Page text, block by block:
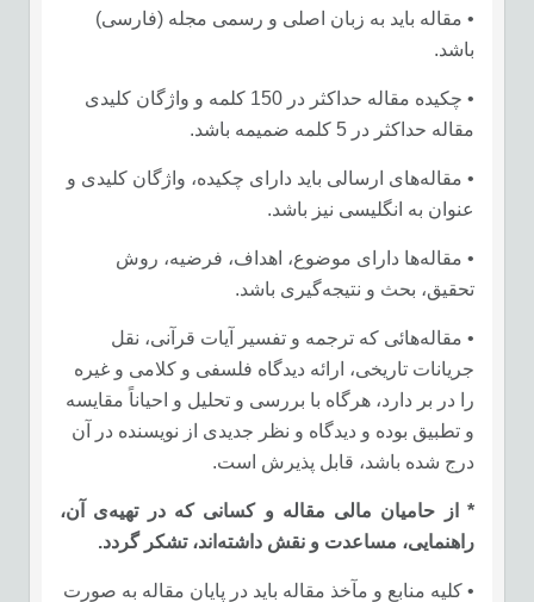
• مقاله باید به زبان اصلی و رسمی مجله (فارسی)
باشد.
• چکیده مقاله حداکثر در 150 کلمه و واژگان کلیدی
مقاله حداکثر در 5 کلمه ضمیمه باشد.
• مقاله‌های ارسالی باید دارای چکیده، واژگان کلیدی و
عنوان به انگلیسی نیز باشد.
• مقاله‌ها دارای موضوع، اهداف، فرضیه، روش
تحقیق، بحث و نتیجه‌گیری باشد.
• مقاله‌هائی که ترجمه و تفسیر آیات قرآنی، نقل
جریانات تاریخی، ارائه دیدگاه فلسفی و کلامی و غیره
را در بر دارد، هرگاه با بررسی و تحلیل و احیاناً مقایسه
و تطبیق بوده و دیدگاه و نظر جدیدی از نویسنده در آن
درج شده باشد، قابل پذیرش است.
* از حامیان مالی مقاله و کسانی که در تهیه‌ی آن،
راهنمایی، مساعدت و نقش داشته‌اند، تشکر گردد.
• کلیه منابع و مآخذ مقاله باید در پایان مقاله به صورت